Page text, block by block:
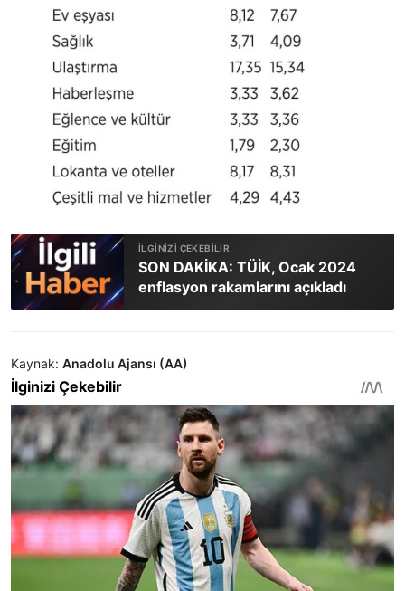
SON DAKİKA: TÜİK, Ocak 2024
enflasyon rakamlarını açıkladı
Kaynak: Anadolu Ajansı (AA)